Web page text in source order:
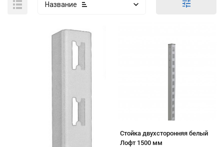
Название
Стойка двухсторонняя белый
Лофт 1500 мм